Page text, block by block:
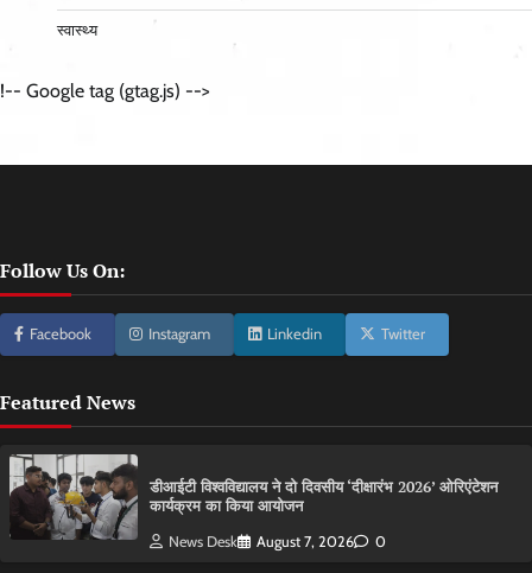
स्वास्थ्य
!-- Google tag (gtag.js) -->
Follow Us On:
Facebook Instagram Linkedin Twitter
Featured News
डीआईटी विश्वविद्यालय ने दो दिवसीय ‘दीक्षारंभ 2026’ ओरिएंटेशन
कार्यक्रम का किया आयोजन
News Desk August 7, 2026 0